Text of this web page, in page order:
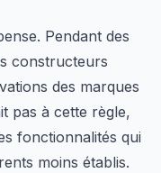
Pendant des
constructeurs
des marques
pas à cette règle,
fonctionnalités qui
moins établis.